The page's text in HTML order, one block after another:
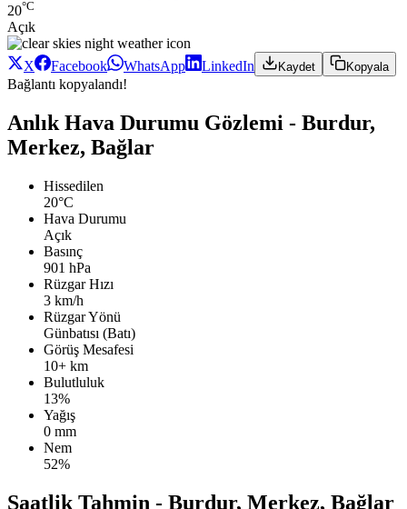
20°C
Açık
X Facebook WhatsApp LinkedIn Kaydet Kopyala
Bağlantı kopyalandı!
Anlık Hava Durumu Gözlemi - Burdur,
Merkez, Bağlar
Hissedilen
20°C
Hava Durumu
Açık
Basınç
901 hPa
Rüzgar Hızı
3 km/h
Rüzgar Yönü
Günbatısı (Batı)
Görüş Mesafesi
10+ km
Bulutluluk
13%
Yağış
0 mm
Nem
52%
Saatlik Tahmin - Burdur, Merkez, Bağlar